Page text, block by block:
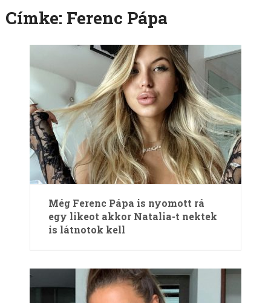
Címke: Ferenc Pápa
Még Ferenc Pápa is nyomott rá
egy likeot akkor Natalia-t nektek
is látnotok kell